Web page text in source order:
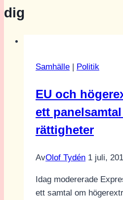
dig
Samhälle | Politik
EU och
ett
rättigheter
AvOlof Tydén 1 juli,
Idag modererade
ett samtal om